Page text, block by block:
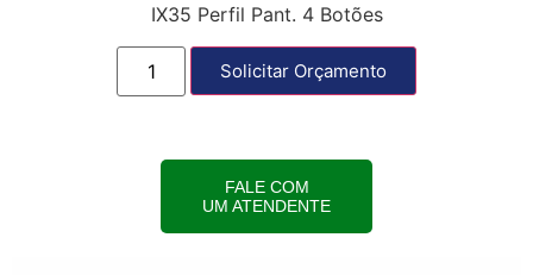
IX35 Perfil Pant. 4 Botões
Solicitar Orçamento
FALE COM
UM ATENDENTE